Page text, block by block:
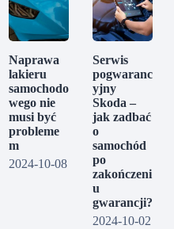
Naprawa
lakieru
samochodo
wego nie
musi być
probleme
m
2024-10-08
Serwis
pogwaranc
yjny
Skoda –
jak zadbać
o
samochód
po
zakończeni
u
gwarancji?
2024-10-02